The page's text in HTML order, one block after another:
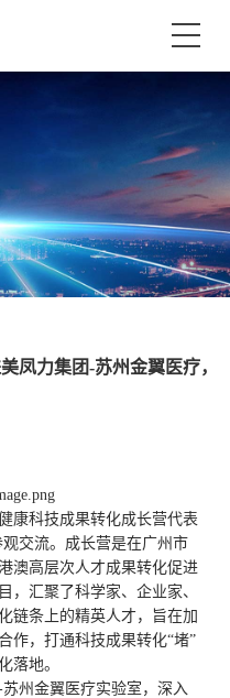
凤力集团-苏州金翼医疗，
康科技成果转化成长营代表
交流。成长营是在广州市
澳高层次人才成果转化促进
，汇聚了科学家、企业家、
链条上的精英人才，旨在加
作，打通科技成果转化“堵”
落地。
州金翼医疗实验室，深入